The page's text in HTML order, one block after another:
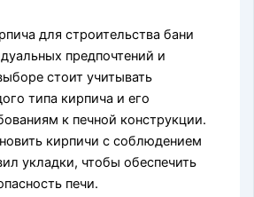
для строительства бани
предпочтений и
стоит учитывать
типа кирпича и его
к печной конструкции.
кирпичи с соблюдением
укладки, чтобы обеспечить
печи.